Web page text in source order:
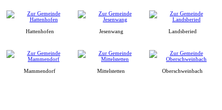
Hattenhofen Jesenwang Landsberied
Mammendorf Mittelstetten Oberschweinbach